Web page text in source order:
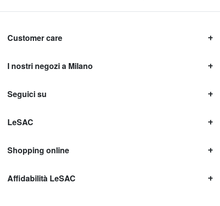
Customer care
I nostri negozi a Milano
Seguici su
LeSAC
Shopping online
Affidabilità LeSAC